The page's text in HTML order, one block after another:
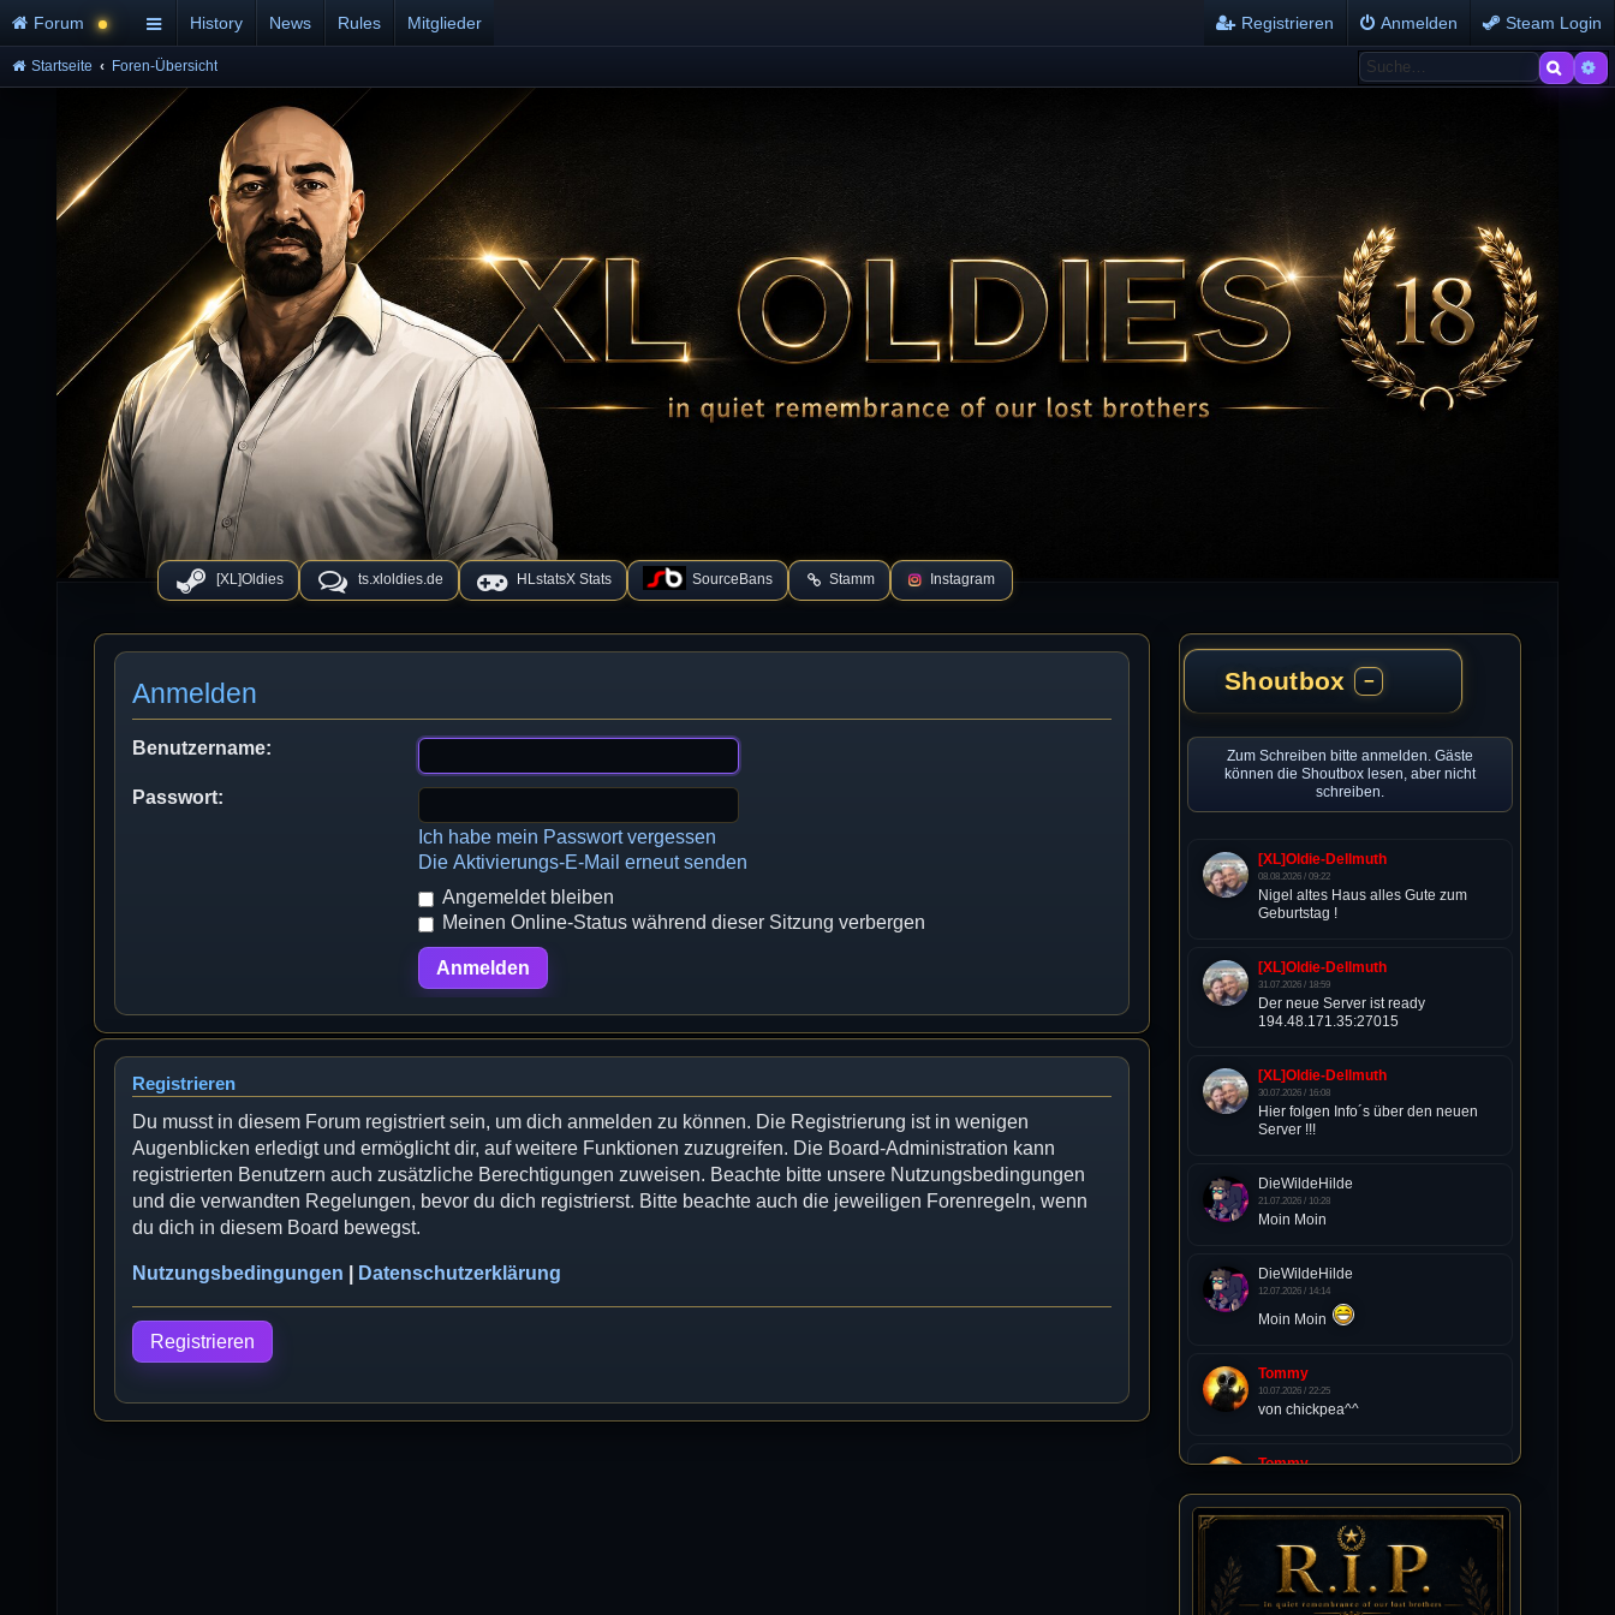
[XL]Oldies ts.xloldies.de HLstatsX Stats SourceBans Stamm Instagram
Forum History News Rules Mitglieder Steam Login
Anmelden
Registrieren
Startseite Foren-Übersicht Suche
Anmelden
Benutzername:
Passwort:
Ich habe mein Passwort vergessen
Die Aktivierungs-E-Mail erneut senden
Angemeldet bleiben
Meinen Online-Status während dieser Sitzung verbergen
Registrieren
Du musst in diesem Forum registriert sein, um dich anmelden zu können. Die Registrierung ist in wenigen
Augenblicken erledigt und ermöglicht dir, auf weitere Funktionen zuzugreifen. Die Board-Administration kann
registrierten Benutzern auch zusätzliche Berechtigungen zuweisen. Beachte bitte unsere Nutzungsbedingungen
und die verwandten Regelungen, bevor du dich registrierst. Bitte beachte auch die jeweiligen Forenregeln, wenn
du dich in diesem Board bewegst.
Nutzungsbedingungen Datenschutzerklärung
Registrieren
Shoutbox −
Zum Schreiben bitte anmelden. Gäste
können die Shoutbox lesen, aber nicht
schreiben.
[XL]Oldie-Dellmuth
08.08.2026 / 09:22
Nigel altes Haus alles Gute zum
Geburtstag !
[XL]Oldie-Dellmuth
31.07.2026 / 18:59
Der neue Server ist ready
194.48.171.35:27015
[XL]Oldie-Dellmuth
30.07.2026 / 16:08
Hier folgen Info´s über den neuen
Server !!!
DieWildeHilde
21.07.2026 / 10:28
Moin Moin
DieWildeHilde
12.07.2026 / 14:14
Moin Moin
Tommy
10.07.2026 / 22:25
von chickpea^^
Tommy
Letzte Aktivität:
27. Dez 2023, 22:48
DieWildeHilde
10.07.2026 / 12:48